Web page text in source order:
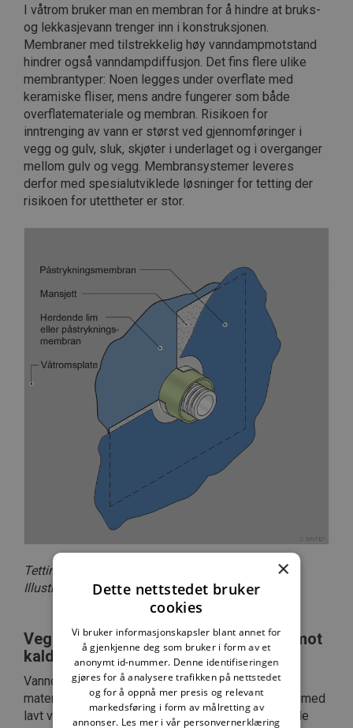
I våtrom bruker man en membran for å hindre at bruks-
og lekkasjevann trenger inn i konstruksjonen.
Membraner med tilstrekkelig høy vanndampmotstand
hindrer også vanndampdiffusjon. Det fins flere ulike
membrantyper: Noen legges under overflate med
keramiske fliser, mens andre fungerer som både
overflatemateriale og membran. Risikoen for
inntrenging av vann er størst ved gjennomføringer i
vegg og gulv, sluk, skjøter i underlaget og i overganger
mellom gulv og vegg. Membransystemer leveres
derfor med spesialutviklede løsninger for tetting der
risikoen for utettheter er stor.
Tetting rundt veggboks med rørgjennomføring.
Illustrasjon: BVN 34.341, SINTEF
Vegger og etasjeskillere som vender mot
kaldt klima
Vanndamp transporteres fra områder (luft eller
materialer) med høyt vanndampinnhold til områder med
lavt vanndampinnhold. Siden varm luft kan inneholde
×
Dette nettstedet bruker
cookies
Vi bruker informasjonskapsler blant annet for
å gjenkjenne deg som bruker i form av et
anonymt id-nummer. Denne identifiseringen
gjøres for å analysere trafikken på nettstedet
og for å oppnå mer presis og relevant
markedsføring i form av målretting av
annonser. Les mer i vår personvernerklæring